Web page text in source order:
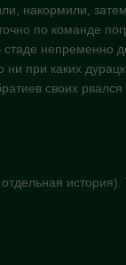
накормили,
по команде
стаде непременно
при каких
своих
история).